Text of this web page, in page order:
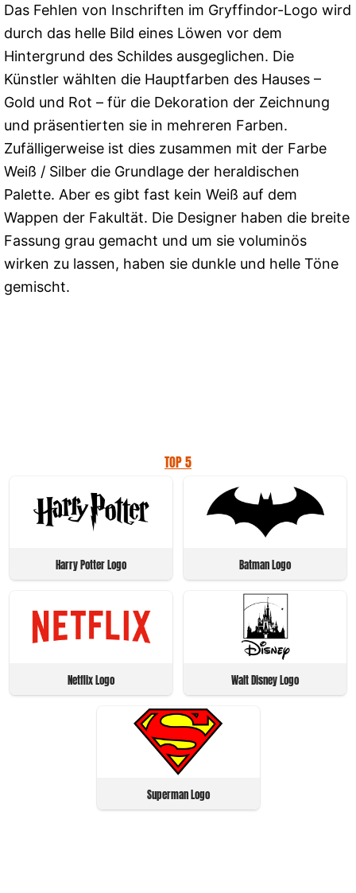
Das Fehlen von Inschriften im Gryffindor-Logo wird
durch das helle Bild eines Löwen vor dem
Hintergrund des Schildes ausgeglichen. Die
Künstler wählten die Hauptfarben des Hauses –
Gold und Rot – für die Dekoration der Zeichnung
und präsentierten sie in mehreren Farben.
Zufälligerweise ist dies zusammen mit der Farbe
Weiß / Silber die Grundlage der heraldischen
Palette. Aber es gibt fast kein Weiß auf dem
Wappen der Fakultät. Die Designer haben die breite
Fassung grau gemacht und um sie voluminös
wirken zu lassen, haben sie dunkle und helle Töne
gemischt.
TOP 5
Harry Potter Logo Batman Logo
Netflix Logo Walt Disney Logo
Superman Logo